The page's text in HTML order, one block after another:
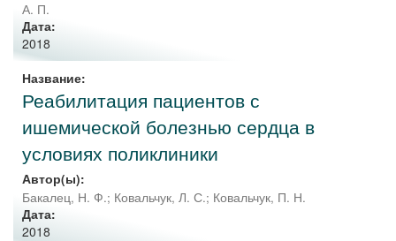
А. П.
Дата:
2018
Название:
Реабилитация пациентов с
ишемической болезнью сердца в
условиях поликлиники
Автор(ы):
Бакалец, Н. Ф.; Ковальчук, Л. С.; Ковальчук, П. Н.
Дата:
2018